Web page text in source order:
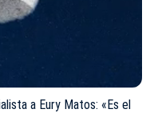
a Eury Matos: «Es el